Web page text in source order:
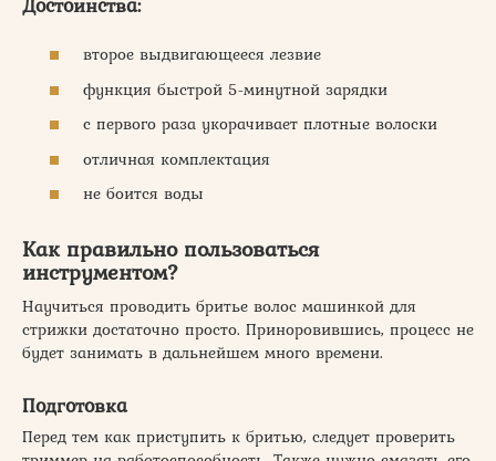
второе выдвигающееся лезвие
функция быстрой 5-минутной зарядки
с первого раза укорачивает плотные волоски
отличная комплектация
не боится воды
Как правильно пользоваться
инструментом?
Научиться проводить бритье волос машинкой для
стрижки достаточно просто. Приноровившись, процесс не
будет занимать в дальнейшем много времени.
Подготовка
Перед тем как приступить к бритью, следует проверить